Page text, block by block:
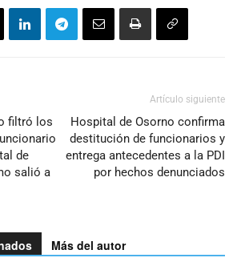
filtró los
de
salió a
Artículo siguiente
Hospital de Osorno confirma
destitución de funcionarios y
entrega antecedentes a la PDI
por hechos denunciados
Más del autor